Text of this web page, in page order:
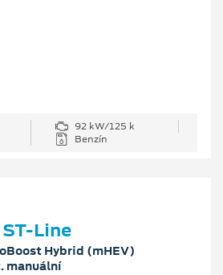
92 kW/125 k
Benzín
Line
Hybrid (mHEV)
manuální